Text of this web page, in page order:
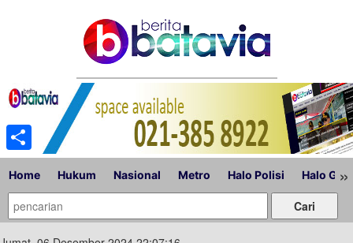
Home Hukum Nasional Metro Halo Polisi Halo »
Share